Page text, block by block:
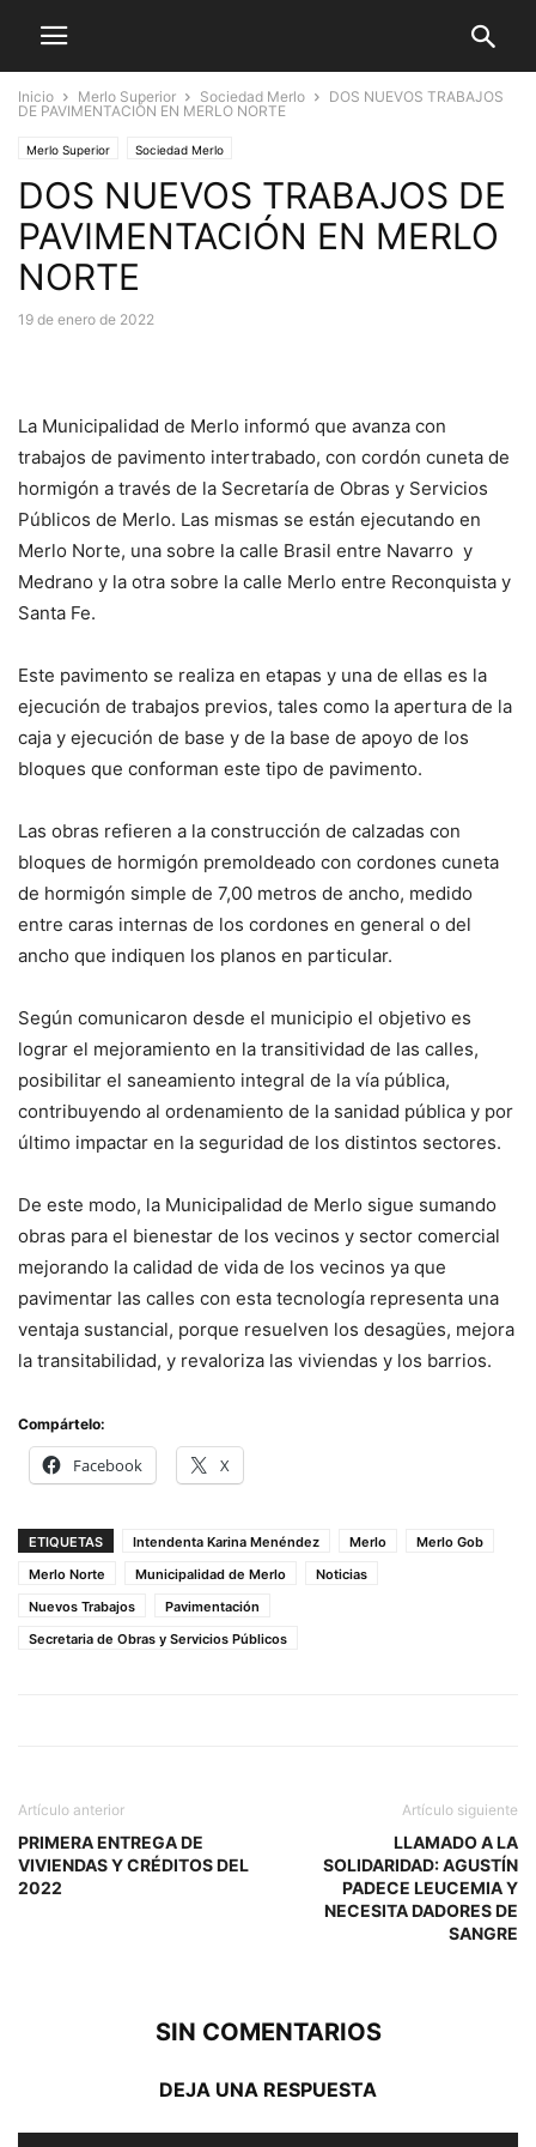
Inicio Merlo Superior Sociedad Merlo
DOS NUEVOS TRABAJOS
DE PAVIMENTACIÓN EN MERLO NORTE
Merlo Superior Sociedad Merlo
DOS NUEVOS TRABAJOS DE
PAVIMENTACIÓN EN MERLO
NORTE
19 de enero de 2022
La Municipalidad de Merlo informó que avanza con
trabajos de pavimento intertrabado, con cordón cuneta de
hormigón a través de la Secretaría de Obras y Servicios
Públicos de Merlo. Las mismas se están ejecutando en
Merlo Norte, una sobre la calle Brasil entre Navarro y
Medrano y la otra sobre la calle Merlo entre Reconquista y
Santa Fe.
Este pavimento se realiza en etapas y una de ellas es la
ejecución de trabajos previos, tales como la apertura de la
caja y ejecución de base y de la base de apoyo de los
bloques que conforman este tipo de pavimento.
Las obras refieren a la construcción de calzadas con
bloques de hormigón premoldeado con cordones cuneta
de hormigón simple de 7,00 metros de ancho, medido
entre caras internas de los cordones en general o del
ancho que indiquen los planos en particular.
Según comunicaron desde el municipio el objetivo es
lograr el mejoramiento en la transitividad de las calles,
posibilitar el saneamiento integral de la vía pública,
contribuyendo al ordenamiento de la sanidad pública y por
último impactar en la seguridad de los distintos sectores.
De este modo, la Municipalidad de Merlo sigue sumando
obras para el bienestar de los vecinos y sector comercial
mejorando la calidad de vida de los vecinos ya que
pavimentar las calles con esta tecnología representa una
ventaja sustancial, porque resuelven los desagües, mejora
la transitabilidad, y revaloriza las viviendas y los barrios.
Compártelo:
Facebook X
ETIQUETAS Intendenta Karina Menéndez Merlo
Merlo Gob
Merlo Norte
Municipalidad de Merlo
Noticias
Nuevos Trabajos
Pavimentación
Secretaria de Obras y Servicios Públicos
Artículo anterior
PRIMERA ENTREGA DE
VIVIENDAS Y CRÉDITOS DEL
2022
Artículo siguiente
LLAMADO A LA
SOLIDARIDAD: AGUSTÍN
PADECE LEUCEMIA Y
NECESITA DADORES DE
SANGRE
SIN COMENTARIOS
DEJA UNA RESPUESTA